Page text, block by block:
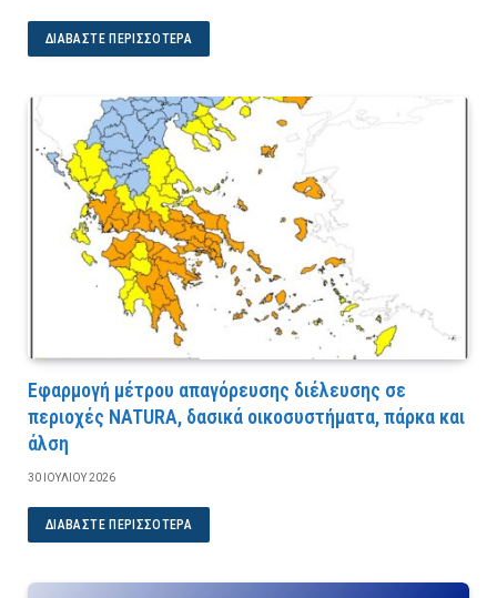
ΔΙΑΒΆΣΤΕ ΠΕΡΙΣΣΌΤΕΡΑ
Εφαρμογή μέτρου απαγόρευσης διέλευσης σε
περιοχές NATURA, δασικά οικοσυστήματα, πάρκα και
άλση
30 ΙΟΥΛΊΟΥ 2026
ΔΙΑΒΆΣΤΕ ΠΕΡΙΣΣΌΤΕΡΑ